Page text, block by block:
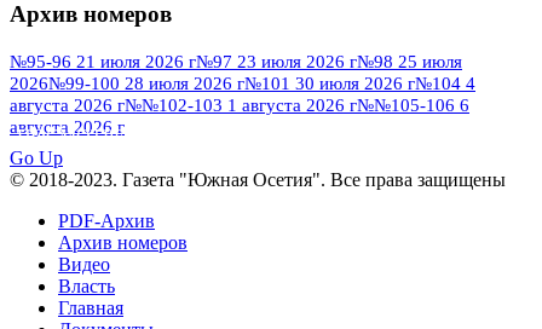
№95 7 августа 2012 г
№95 28 июля 2016 г№95+96 3 августа
2013 г№96 6 июля 2017 г№96 9 августа
2012 г №96 28 июля 2015 г
№96+97 30 июля 2016 г
№97 11 августа 2012 г
№97 30 июля 2015 г
№98 2 августа 2016 г
августа 2013 г
Архив номеров
№95-96 21 июля 2026 г№97 23 июля 2026 г№98 25 июля
2026№99-100 28 июля 2026 г№101 30 июля 2026 г№104 4
августа 2026 г№№102-103 1 августа 2026 г№№105-106 6
августа 2026 г
ПОСМОТРЕТЬ ВСЕ
Go Up
© 2018-2023. Газета "Южная Осетия". Все права защищены
PDF-Архив
Архив номеров
Видео
Власть
Главная